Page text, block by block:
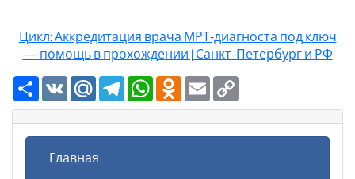
Цикл: Аккредитация врача МРТ‑диагноста под ключ
— помощь в прохождении | Санкт-Петербург и РФ
Ресурс
VK Mail.RuTelegramWhatsAppOdnoklassniki
Email
Главная